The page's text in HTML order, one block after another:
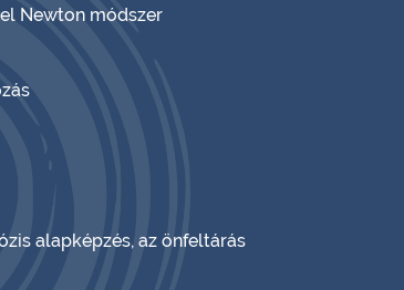
Newton módszer
alapképzés, az önfeltárás